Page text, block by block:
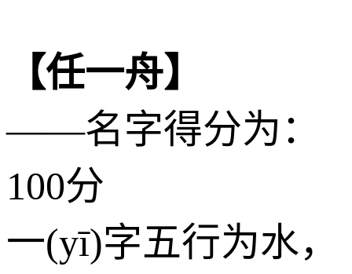
【任一舟】
——名字得分为：
100分
一(yī)字五行为水，